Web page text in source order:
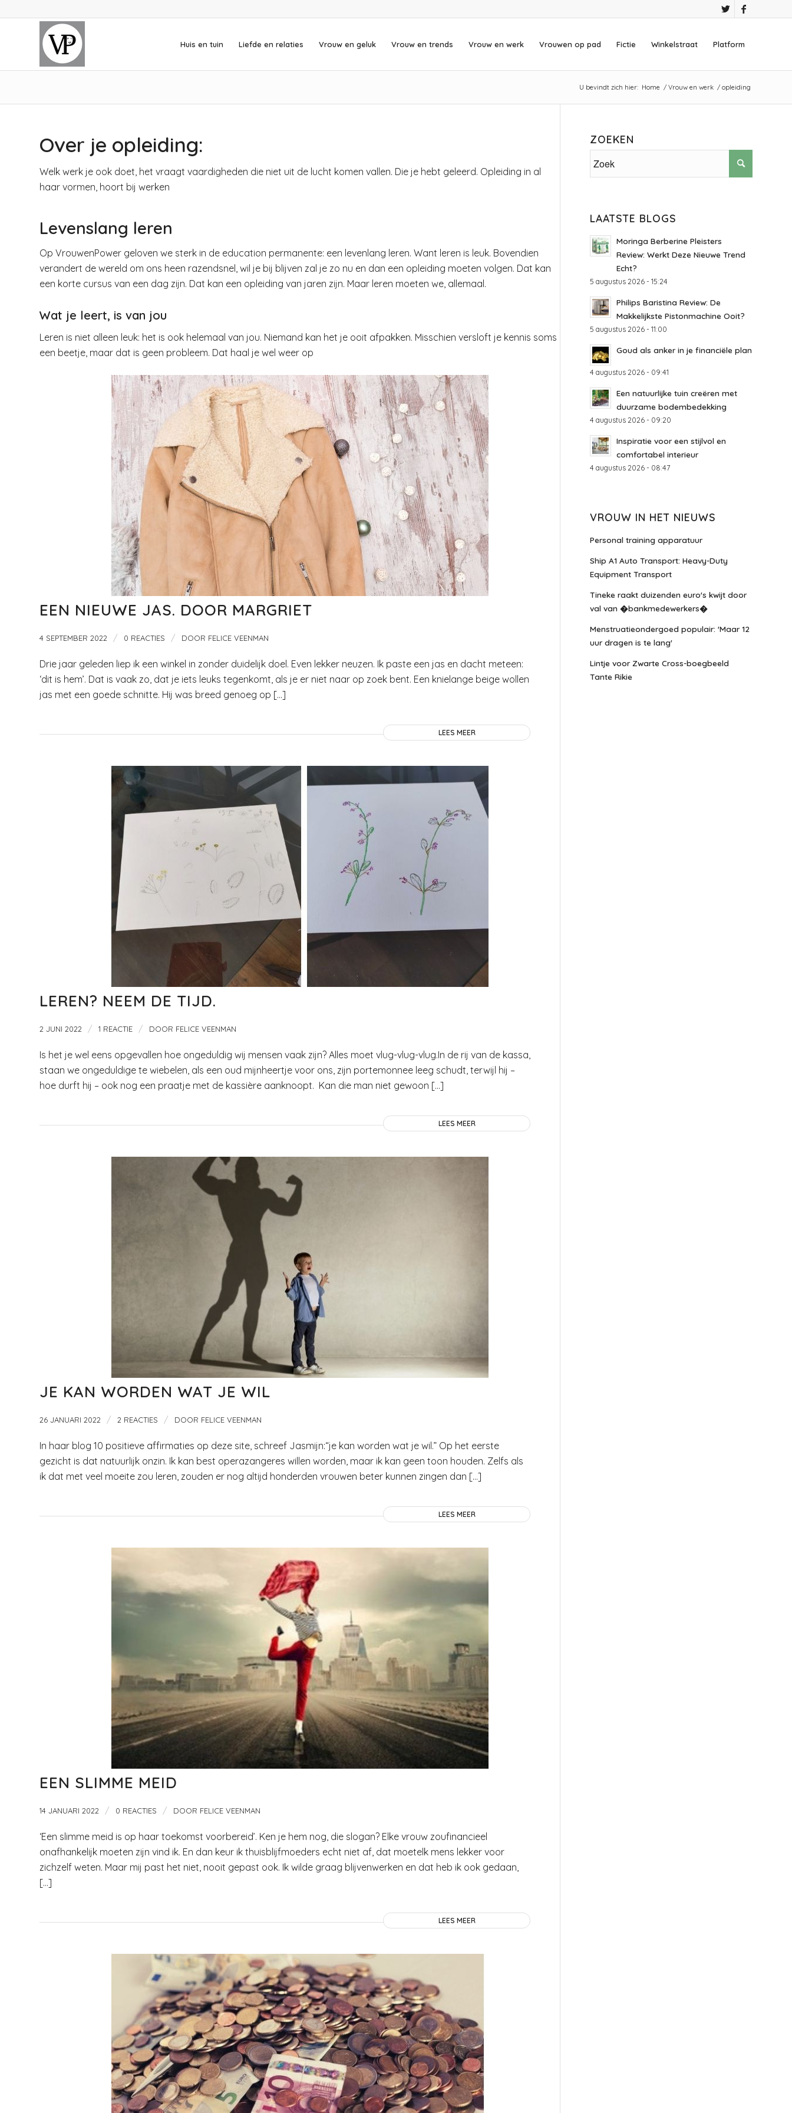
Huis en tuin Liefde en relaties Vrouw en geluk Vrouw en trends Vrouw en werk Vrouwen op pad Fictie Winkelstraat Platform
U bevindt zich hier: Home / Vrouw en werk / opleiding
Over je opleiding:
Welk werk je ook doet, het vraagt vaardigheden die niet uit de lucht komen vallen. Die je hebt geleerd. Opleiding in al
haar vormen, hoort bij werken
Levenslang leren
Op VrouwenPower geloven we sterk in de education permanente: een levenlang leren. Want leren is leuk. Bovendien
verandert de wereld om ons heen razendsnel, wil je bij blijven zal je zo nu en dan een opleiding moeten volgen. Dat kan
een korte cursus van een dag zijn. Dat kan een opleiding van jaren zijn. Maar leren moeten we, allemaal.
Wat je leert, is van jou
Leren is niet alleen leuk: het is ook helemaal van jou. Niemand kan het je ooit afpakken. Misschien versloft je kennis soms
een beetje, maar dat is geen probleem. Dat haal je wel weer op
EEN NIEUWE JAS. DOOR MARGRIET
4 SEPTEMBER 2022 / 0 REACTIES / DOOR FELICE VEENMAN
Drie jaar geleden liep ik een winkel in zonder duidelijk doel. Even lekker neuzen. Ik paste een jas en dacht meteen:
‘dit is hem’. Dat is vaak zo, dat je iets leuks tegenkomt, als je er niet naar op zoek bent. Een knielange beige wollen
jas met een goede schnitte. Hij was breed genoeg op […]
LEES MEER
LEREN? NEEM DE TIJD.
2 JUNI 2022 / 1 REACTIE / DOOR FELICE VEENMAN
Is het je wel eens opgevallen hoe ongeduldig wij mensen vaak zijn? Alles moet vlug-vlug-vlug.In de rij van de kassa,
staan we ongeduldige te wiebelen, als een oud mijnheertje voor ons, zijn portemonnee leeg schudt, terwijl hij –
hoe durft hij – ook nog een praatje met de kassière aanknoopt. Kan die man niet gewoon […]
LEES MEER
JE KAN WORDEN WAT JE WIL
26 JANUARI 2022 / 2 REACTIES / DOOR FELICE VEENMAN
In haar blog 10 positieve affirmaties op deze site, schreef Jasmijn:“je kan worden wat je wil.” Op het eerste
gezicht is dat natuurlijk onzin. Ik kan best operazangeres willen worden, maar ik kan geen toon houden. Zelfs als
ik dat met veel moeite zou leren, zouden er nog altijd honderden vrouwen beter kunnen zingen dan […]
LEES MEER
EEN SLIMME MEID
14 JANUARI 2022 / 0 REACTIES / DOOR FELICE VEENMAN
‘Een slimme meid is op haar toekomst voorbereid’. Ken je hem nog, die slogan? Elke vrouw zoufinancieel
onafhankelijk moeten zijn vind ik. En dan keur ik thuisblijfmoeders echt niet af, dat moetelk mens lekker voor
zichzelf weten. Maar mij past het niet, nooit gepast ook. Ik wilde graag blijvenwerken en dat heb ik ook gedaan,
[…]
LEES MEER
ZOEKEN
LAATSTE BLOGS
Moringa Berberine Pleisters
Review: Werkt Deze Nieuwe Trend
Echt?
5 augustus 2026 - 15:24
Philips Baristina Review: De
Makkelijkste Pistonmachine Ooit?
5 augustus 2026 - 11:00
Goud als anker in je financiële plan
4 augustus 2026 - 09:41
Een natuurlijke tuin creëren met
duurzame bodembedekking
4 augustus 2026 - 09:20
Inspiratie voor een stijlvol en
comfortabel interieur
4 augustus 2026 - 08:47
VROUW IN HET NIEUWS
Personal training apparatuur
Ship A1 Auto Transport: Heavy-Duty
Equipment Transport
Tineke raakt duizenden euro's kwijt door
val van �bankmedewerkers�
Menstruatieondergoed populair: 'Maar 12
uur dragen is te lang'
Lintje voor Zwarte Cross-boegbeeld
Tante Rikie